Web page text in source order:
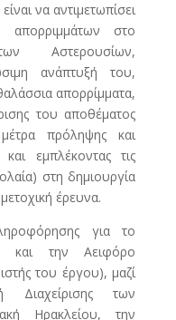
να αντιμετωπίσει
στο
Αστερουσίων,
ανάπτυξή του,
απορρίμματα,
του αποθέματος
πρόληψης και
και εμπλέκοντας τις
στη δημιουργία
έρευνα.
για το
και την Αειφόρο
του έργου), μαζί
των
Ηρακλείου, την